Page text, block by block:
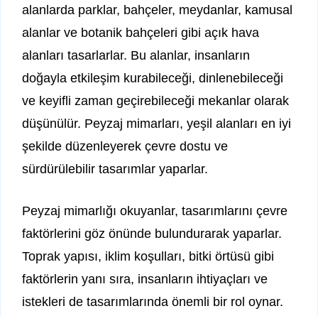
alanlarda parklar, bahçeler, meydanlar, kamusal
alanlar ve botanik bahçeleri gibi açık hava
alanları tasarlarlar. Bu alanlar, insanların
doğayla etkileşim kurabileceği, dinlenebileceği
ve keyifli zaman geçirebileceği mekanlar olarak
düşünülür. Peyzaj mimarları, yeşil alanları en iyi
şekilde düzenleyerek çevre dostu ve
sürdürülebilir tasarımlar yaparlar.
Peyzaj mimarlığı okuyanlar, tasarımlarını çevre
faktörlerini göz önünde bulundurarak yaparlar.
Toprak yapısı, iklim koşulları, bitki örtüsü gibi
faktörlerin yanı sıra, insanların ihtiyaçları ve
istekleri de tasarımlarında önemli bir rol oynar.